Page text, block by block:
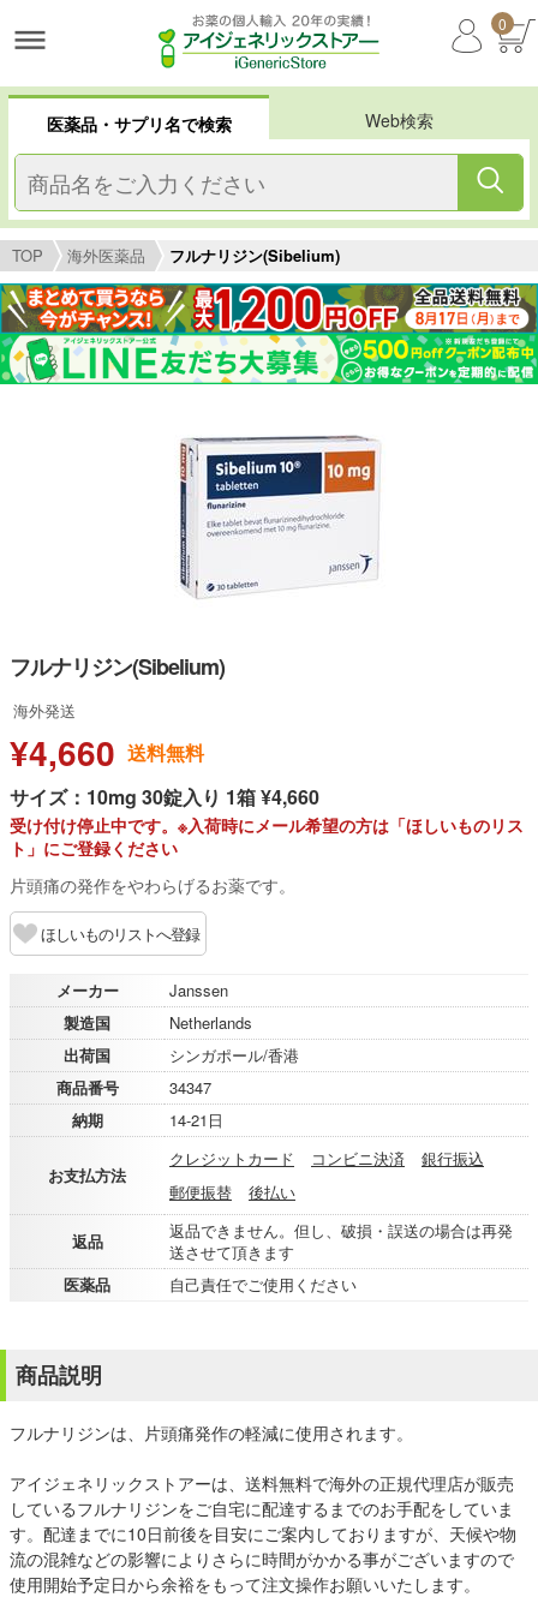
0
医薬品・サプリ名で検索 Web検索
TOP 海外医薬品 フルナリジン(Sibelium)
フルナリジン(Sibelium)
海外発送
¥4,660 送料無料
サイズ：10mg 30錠入り 1箱 ¥4,660
受け付け停止中です。※入荷時にメール希望の方は「ほしいものリス
ト」にご登録ください
片頭痛の発作をやわらげるお薬です。
ほしいものリストへ登録
メーカー
Janssen
製造国
Netherlands
出荷国
シンガポール/香港
商品番号
34347
納期
14-21日
お支払方法
クレジットカード コンビニ決済
銀行振込
郵便振替
後払い
返品
返品できません。但し、破損・誤送の場合は再発
送させて頂きます
医薬品
自己責任でご使用ください
商品説明
フルナリジンは、片頭痛発作の軽減に使用されます。
アイジェネリックストアーは、送料無料で海外の正規代理店が販売
しているフルナリジンをご自宅に配達するまでのお手配をしていま
す。配達までに10日前後を目安にご案内しておりますが、天候や物
流の混雑などの影響によりさらに時間がかかる事がございますので
使用開始予定日から余裕をもって注文操作お願いいたします。